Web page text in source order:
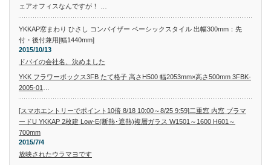
ェアオフィスなんですが！ …
YKKAP窓まわり ひさし コンバイザー ベーシックスタイル 出幅300mm：先
付・後付兼用[幅1440mm]
2015/10/13
ドバイの会社名、決めました
YKK フラワーボックス3FB たて格子 高さH500 幅2053mm×高さ500mm 3FBK-
2005-01
[スマホエントリーでポイント10倍 8/18 10:00～8/25 9:59]二重窓 内窓 プラマ
ードU YKKAP 2枚建 Low-E(断熱･遮熱)複層ガラス W1501～1600 H601～
700mm
2015/7/4
放映されたウラマヨです